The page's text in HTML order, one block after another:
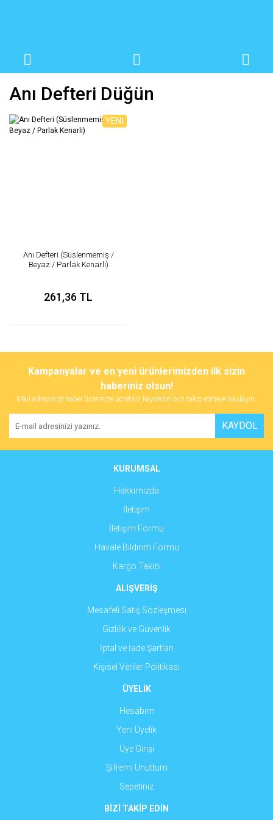
Anı Defteri Düğün
YENİ
Anı Defteri (Süslenmemiş /
Beyaz / Parlak Kenarlı)
261,36 TL
Kampanyalar ve en yeni ürünlerimizden ilk sizin
haberiniz olsun!
Mail adresinizi haber listemize ücretsiz kaydedin bizi takip etmeye başlayın.
KAYDOL
KURUMSAL
Hakkımızda
İletişim
İletişim Formu
Havale Bildirim Formu
Kargo Takibi
ALIŞVERİŞ
Mesafeli Satış Sözleşmesi
Gizlilik ve Güvenlik
İptal ve İade Şartları
Kişisel Veriler Politikası
ÜYELİK
Hesabım
Yeni Üyelik
Üye Girişi
Şifremi Unuttum
Sepetiniz
BİZİ TAKİP EDİN